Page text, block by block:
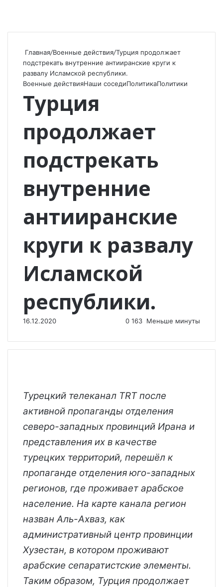
Главная/Военные действия/Турция продолжает
подстрекать внутренние антииранские круги к
развалу Исламской республики.
Военные действияНаши соседиПолитикаПолитики
Турция
продолжает
подстрекать
внутренние
антииранские
круги к развалу
Исламской
республики.
16.12.2020 0 163 Меньше минуты
Турецкий телеканал ТRT после
активной пропаганды отделения
северо-западных провинций Ирана и
представления их в качестве
турецких территорий, перешёл к
пропаганде отделения юго-западных
регионов, где проживает арабское
население. На карте канала регион
назван Аль-Ахваз, как
административный центр провинции
Хузестан, в котором проживают
арабские сепаратистские элементы.
Таким образом, Турция продолжает